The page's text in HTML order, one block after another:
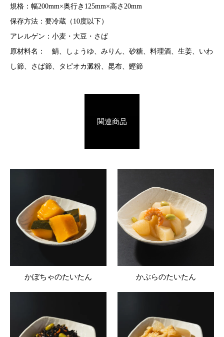
規格：幅200mm×奥行き125mm×高さ20mm
保存方法：要冷蔵（10度以下）
アレルゲン：小麦・大豆・さば
原材料名： 鯖、しょうゆ、みりん、砂糖、料理酒、生姜、いわ
し節、さば節、タピオカ澱粉、昆布、鰹節
関連商品
かぼちゃのたいたん かぶらのたいたん